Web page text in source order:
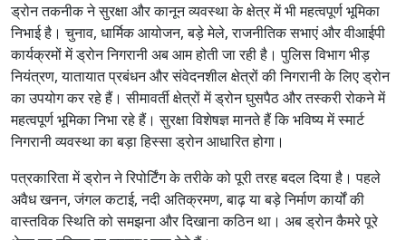
ड्रोन तकनीक ने सुरक्षा और कानून व्यवस्था के क्षेत्र में भी महत्वपूर्ण भूमिका
निभाई है। चुनाव, धार्मिक आयोजन, बड़े मेले, राजनीतिक सभाएं और वीआईपी
कार्यक्रमों में ड्रोन निगरानी अब आम होती जा रही है। पुलिस विभाग भीड़
नियंत्रण, यातायात प्रबंधन और संवेदनशील क्षेत्रों की निगरानी के लिए ड्रोन
का उपयोग कर रहे हैं। सीमावर्ती क्षेत्रों में ड्रोन घुसपैठ और तस्करी रोकने में
महत्वपूर्ण भूमिका निभा रहे हैं। सुरक्षा विशेषज्ञ मानते हैं कि भविष्य में स्मार्ट
निगरानी व्यवस्था का बड़ा हिस्सा ड्रोन आधारित होगा।
पत्रकारिता में ड्रोन ने रिपोर्टिंग के तरीके को पूरी तरह बदल दिया है। पहले
अवैध खनन, जंगल कटाई, नदी अतिक्रमण, बाढ़ या बड़े निर्माण कार्यों की
वास्तविक स्थिति को समझना और दिखाना कठिन था। अब ड्रोन कैमरे पूरे